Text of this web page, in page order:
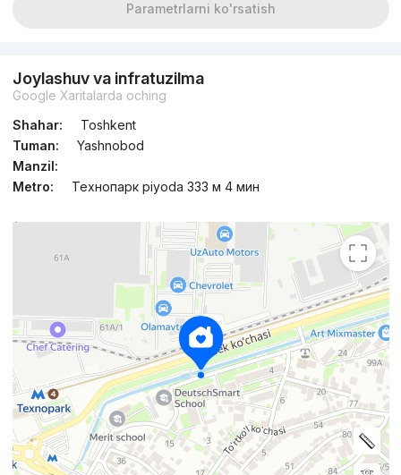
Parametrlarni ko'rsatish
Joylashuv va infratuzilma
Google Xaritalarda oching
Shahar:
Toshkent
Tuman:
Yashnobod
Manzil:
Metro:
Технопарк piyoda 333 м 4 мин